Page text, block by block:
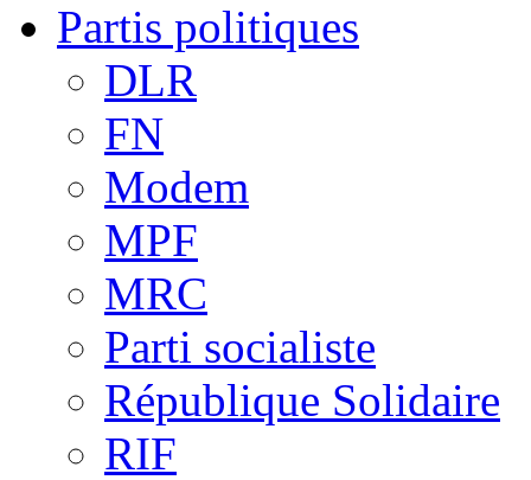
Partis politiques
DLR
FN
Modem
MPF
MRC
Parti socialiste
République Solidaire
RIF